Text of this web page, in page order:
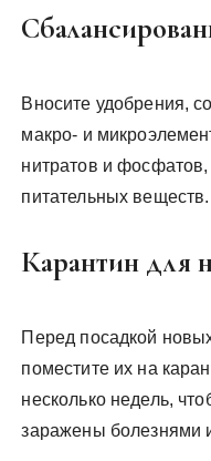
Вносите удобрения,
макро- и
нитратов и
питательных веществ.
Карантин для
Перед посадкой
поместите их на
несколько недель,
заражены болезнями